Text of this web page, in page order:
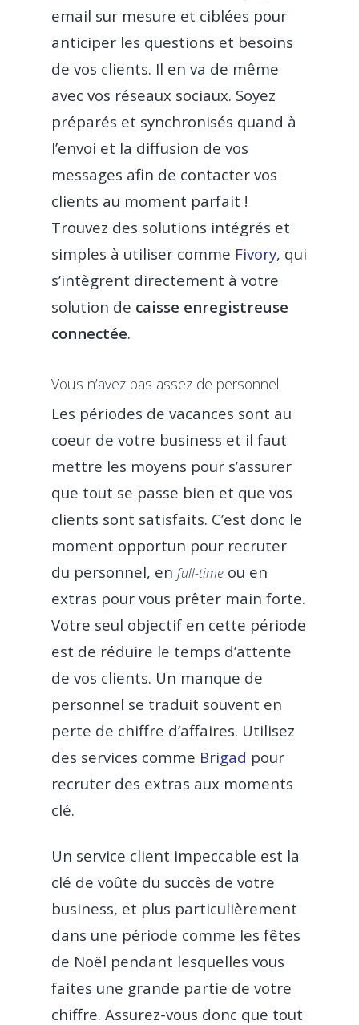
email sur mesure et ciblées pour
anticiper les questions et besoins
de vos clients. Il en va de même
avec vos réseaux sociaux. Soyez
préparés et synchronisés quand à
l’envoi et la diffusion de vos
messages afin de contacter vos
clients au moment parfait !
Trouvez des solutions intégrés et
simples à utiliser comme Fivory, qui
s’intègrent directement à votre
solution de caisse enregistreuse
connectée.
Vous n’avez pas assez de personnel
Les périodes de vacances sont au
coeur de votre business et il faut
mettre les moyens pour s’assurer
que tout se passe bien et que vos
clients sont satisfaits. C’est donc le
moment opportun pour recruter
du personnel, en full-time ou en
extras pour vous prêter main forte.
Votre seul objectif en cette période
est de réduire le temps d’attente
de vos clients. Un manque de
personnel se traduit souvent en
perte de chiffre d’affaires. Utilisez
des services comme Brigad pour
recruter des extras aux moments
clé.
Un service client impeccable est la
clé de voûte du succès de votre
business, et plus particulièrement
dans une période comme les fêtes
de Noël pendant lesquelles vous
faites une grande partie de votre
chiffre. Assurez-vous donc que tout
Produit
Caisse
TPE Universel –
Gestion et analyse
Tableau de bord
réel
Partenaires
Livraison avec
Click & Collect avec
Prix
Clients
Fast Food
Pizzeria
Café
Bar
Glacier
Dark kitchen
Franchise
Assistance
Ressources
Blog
Carrière
CONTACTEZ-